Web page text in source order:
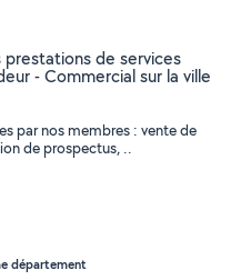
prestations de services
- Commercial sur la ville
par nos membres : vente de
de prospectus, ..
département